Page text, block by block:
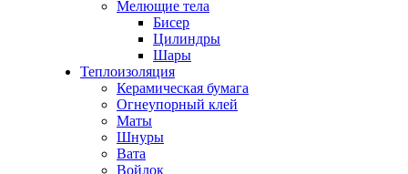
Мелющие тела
Бисер
Цилиндры
Шары
Теплоизоляция
Керамическая бумага
Огнеупорный клей
Маты
Шнуры
Вата
Войлок